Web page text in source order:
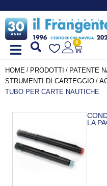
0
HOME / PRODOTTI / PATENTE
STRUMENTI DI CARTEGGIO /
TUBO PER CARTE NAUTICHE
LA